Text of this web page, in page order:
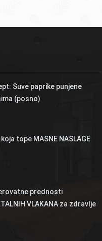
Suve paprike punjene
(posno)
koja tope MASNE NASLAGE
prednosti
VLAKANA za zdravlje